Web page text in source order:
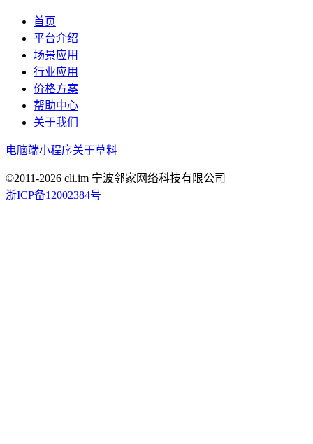
首页
平台介绍
场景应用
行业应用
价格方案
帮助中心
关于我们
电脑端小程序关于草料
©2011-2026 cli.im 宁波邻家网络科技有限公司
浙ICP备12002384号